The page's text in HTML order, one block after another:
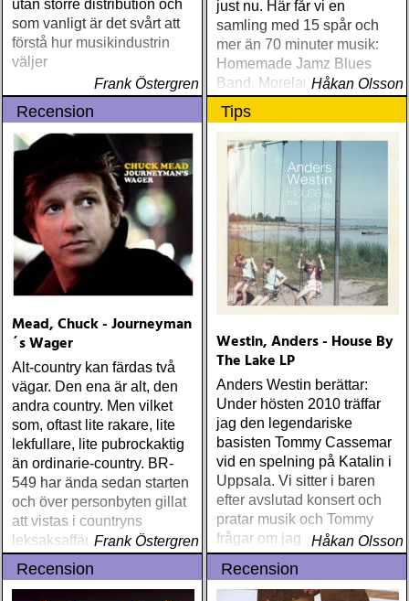
utan större distribution och
som vanligt är det svårt att
förstå hur musikindustrin
väljer
Frank Östergren
just nu. Här får vi en
samling med 15 spår och
mer än 70 minuter musik:
Homemade Jamz Blues
Band, Moreland and
Arbuckle, Samuel James
med flera. Två tidigare
outgivna spår med
Watermelon Slim.
Håkan Olsson
Recension
Mead, Chuck - Journeyman
´s Wager
Alt-country kan färdas två
vägar. Den ena är alt, den
andra country. Men vilket
som, oftast lite rakare, lite
lekfullare, lite pubrockaktig
än ordinarie-country. BR-
549 har ända sedan starten
och över personbyten gillat
att vistas i countryns
leksaksaffär Frank Östergren
Tips
Westin, Anders - House By
The Lake LP
Anders Westin berättar:
Under hösten 2010 träffar
jag den legendariske
basisten Tommy Cassemar
vid en spelning på Katalin i
Uppsala. Vi sitter i baren
efter avslutad konsert och
pratar musik och Tommy
frågar om jag spelar något
instrument
Håkan Olsson
Recension Recension